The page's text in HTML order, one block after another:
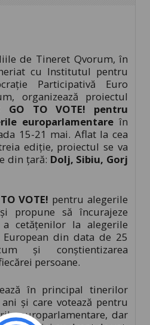
de Tineret Qvorum, în
cu Institutul pentru
Participativă Euro
organizează proiectul
GO TO VOTE! pentru
europarlamentare în
15-21 mai. Aflat la cea
ediție, proiectul se va
din țară: Dolj, Sibiu, Gorj
VOTE! pentru alegerile
propune să încurajeze
cetăţenilor la alegerile
din data de 25
și conștientizarea
persoane.
în principal tinerilor
și care votează pentru
europarlamentare, dar